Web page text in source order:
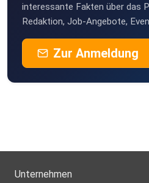
interessante Fakten über das
Redaktion, Job-Angebote,
Zur Anmeldung
Unternehmen